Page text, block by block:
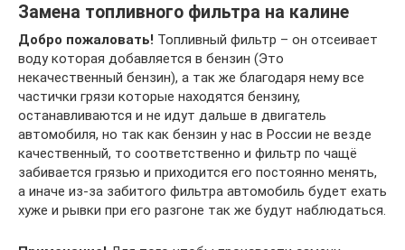
Замена топливного фильтра на калине
Добро пожаловать! Топливный фильтр – он отсеивает
воду которая добавляется в бензин (Это
некачественный бензин), а так же благодаря нему все
частички грязи которые находятся бензину,
останавливаются и не идут дальше в двигатель
автомобиля, но так как бензин у нас в России не везде
качественный, то соответственно и фильтр по чащё
забивается грязью и приходится его постоянно менять,
а иначе из-за забитого фильтра автомобиль будет ехать
хуже и рывки при его разгоне так же будут наблюдаться.